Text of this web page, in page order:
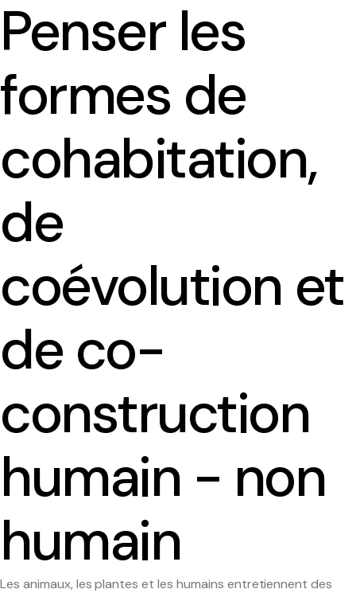
Equipe
Comité d’Ethique
Le planning des séminaires 2025-2026
Le séminaire du CREDO
Séminaires précédents
Les axes scientifiques
Publications scientifiques
Penser les
formes de
cohabitation,
de
coévolution et
de co-
construction
humain - non
humain
Les animaux, les plantes et les humains entretiennent des